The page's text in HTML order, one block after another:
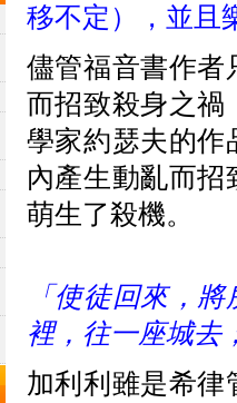
移不定），並且
儘管福音書作者
而招致殺身之禍
學家約瑟夫的作
內產生動亂而
萌生了殺機。
「使徒回來，
裡，往一座城去
加利利雖是希律